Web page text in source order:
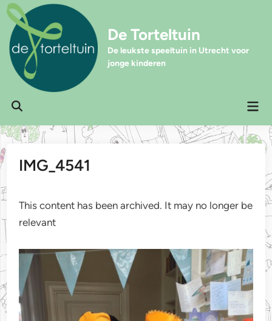
Ga
naar
inhoud
De Torteltuin
De leukste speeltuin in Utrecht voor
jonge kinderen
Zoeken
IMG_4541
This content has been archived. It may no longer be
relevant